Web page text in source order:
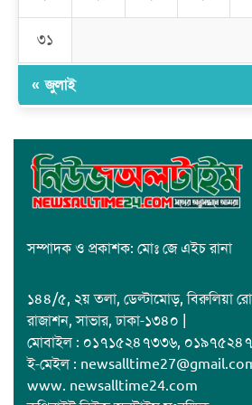
জাবাল-ই-নূর মডেল মাদ্রাসায় ১২তম
৩১
« জুলাই
সম্পাদক ও প্রকাশক: মোঃ জে এইচ রানা
১৪৪/৫, ২য় তলা, ডেল্টামোড়, বিরুলিয়া
রাজাশন, সাভার, ঢাকা-১৩৪০ |
মোবাইল : ০১৭১৫২৪৭৩৩৬,
ই-মেইল :
www. newsalltime24.com